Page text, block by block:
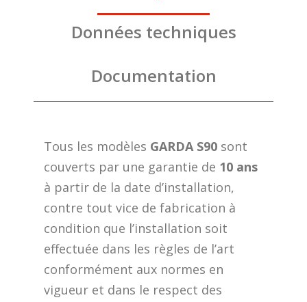
Données techniques
Documentation
Tous les modèles GARDA S90 sont
couverts par une garantie de 10 ans
à partir de la date d’installation,
contre tout vice de fabrication à
condition que l’installation soit
effectuée dans les règles de l’art
conformément aux normes en
vigueur et dans le respect des